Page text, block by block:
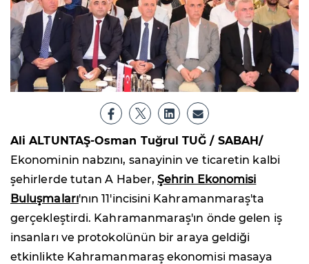
Ali ALTUNTAŞ-Osman Tuğrul TUĞ / SABAH/
Ekonominin nabzını, sanayinin ve ticaretin kalbi
şehirlerde tutan A Haber,Şehrin Ekonomisi
Buluşmaları'nın 11'incisini Kahramanmaraş'ta
gerçekleştirdi. Kahramanmaraş'ın önde gelen iş
insanları ve protokolünün bir araya geldiği
etkinlikte Kahramanmaraş ekonomisi masaya